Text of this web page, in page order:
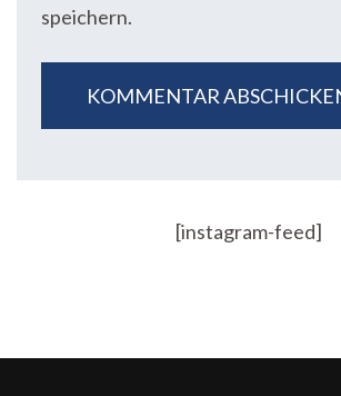
speichern.
[instagram-feed]